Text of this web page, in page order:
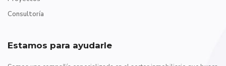
Consultoría
Estamos para ayudarle